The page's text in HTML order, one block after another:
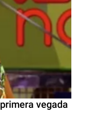
vegada